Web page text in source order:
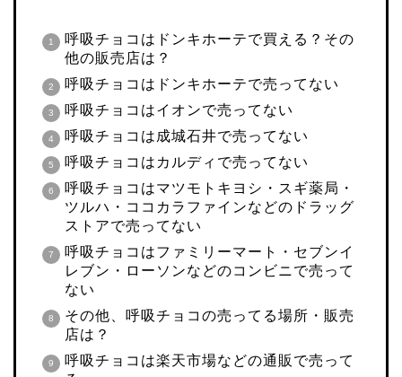
呼吸チョコはドンキホーテで買える？その
他の販売店は？
呼吸チョコはドンキホーテで売ってない
呼吸チョコはイオンで売ってない
呼吸チョコは成城石井で売ってない
呼吸チョコはカルディで売ってない
呼吸チョコはマツモトキヨシ・スギ薬局・
ツルハ・ココカラファインなどのドラッグ
ストアで売ってない
呼吸チョコはファミリーマート・セブンイ
レブン・ローソンなどのコンビニで売って
ない
その他、呼吸チョコの売ってる場所・販売
店は？
呼吸チョコは楽天市場などの通販で売って